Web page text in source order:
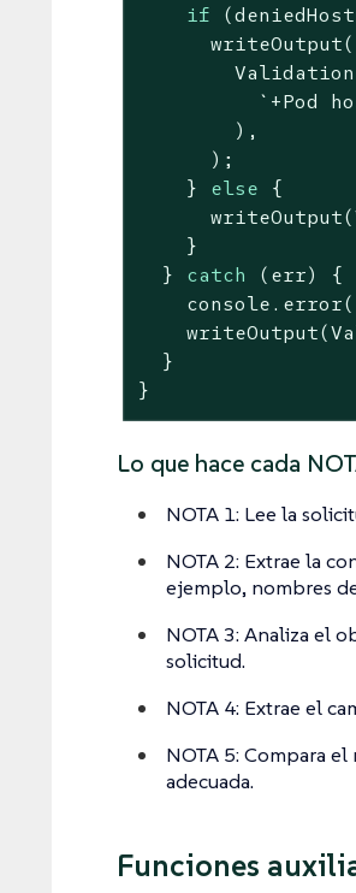
if
      writeOutput(
`+Pod
        ),
      );
    }
else {
    }
  }
catch
(err) {
console .error(
  }
}
Lo que hace cada
NOTA 1: Lee la
NOTA 2: Extrae la
ejemplo, nombres
NOTA 3: Analiza el
solicitud.
NOTA 4: Extrae el
NOTA 5: Compara
adecuada.
Funciones